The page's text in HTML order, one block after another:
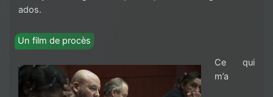
ados.
Un film de procès
Ce qui
m’a